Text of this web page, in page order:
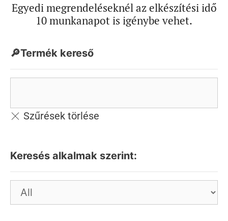
Egyedi megrendeléseknél az elkészítési idő
10 munkanapot is igénybe vehet.
🔎Termék kereső
Keresés alkalmak szerint: